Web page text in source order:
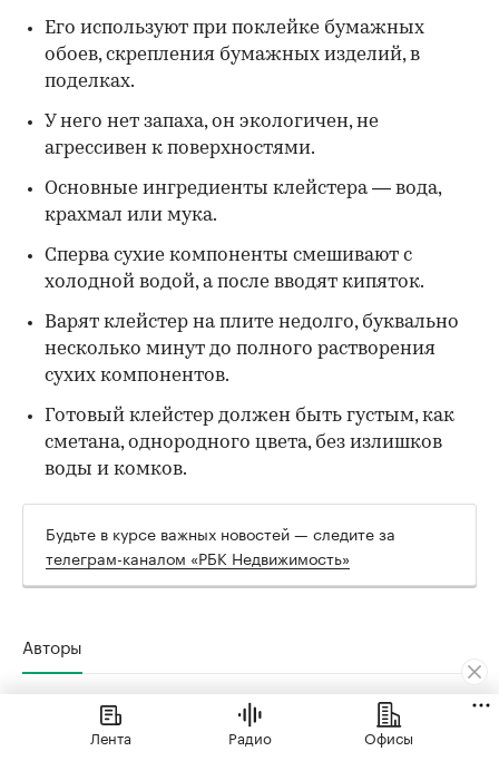
Его используют при поклейке бумажных
обоев, скрепления бумажных изделий, в
поделках.
У него нет запаха, он экологичен, не
агрессивен к поверхностями.
Основные ингредиенты клейстера — вода,
крахмал или мука.
Сперва сухие компоненты смешивают с
холодной водой, а после вводят кипяток.
Варят клейстер на плите недолго, буквально
несколько минут до полного растворения
сухих компонентов.
Готовый клейстер должен быть густым, как
сметана, однородного цвета, без излишков
воды и комков.
Будьте в курсе важных новостей — следите за
телеграм-каналом «РБК Недвижимость»
Авторы
Надежда Гурина
Лента Радио Офисы